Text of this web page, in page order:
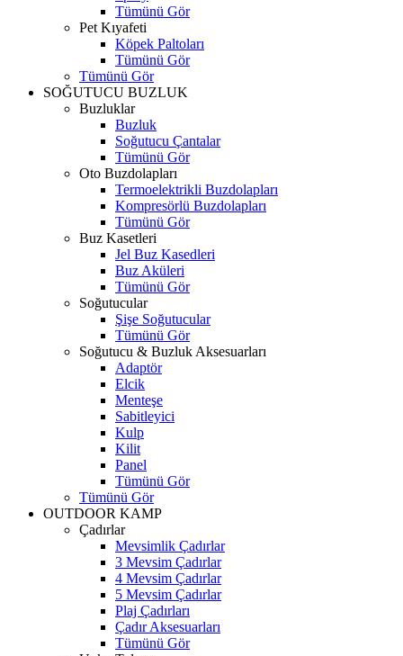
Tümünü Gör
Pet Kıyafeti
Köpek Paltoları
Tümünü Gör
Tümünü Gör
SOĞUTUCU BUZLUK
Buzluklar
Buzluk
Soğutucu Çantalar
Tümünü Gör
Oto Buzdolapları
Termoelektrikli Buzdolapları
Kompresörlü Buzdolapları
Tümünü Gör
Buz Kasetleri
Jel Buz Kasedleri
Buz Aküleri
Tümünü Gör
Soğutucular
Şişe Soğutucular
Tümünü Gör
Soğutucu & Buzluk Aksesuarları
Adaptör
Elcik
Menteşe
Sabitleyici
Kulp
Kilit
Panel
Tümünü Gör
Tümünü Gör
OUTDOOR KAMP
Çadırlar
Mevsimlik Çadırlar
3 Mevsim Çadırlar
4 Mevsim Çadırlar
5 Mevsim Çadırlar
Plaj Çadırları
Çadır Aksesuarları
Tümünü Gör